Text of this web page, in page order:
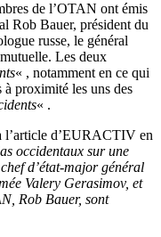
de l’OTAN ont émis
Rob Bauer, président du
russe, le général
Les deux
« , notamment en ce qui
à proximité les uns des
« .
l’article d’EURACTIV en
occidentaux sur une
d’état-major général
Valery Gerasimov, et
Rob Bauer, sont